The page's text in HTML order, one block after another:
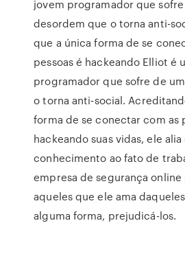
jovem programador que
desordem que o torna anti-
que a única forma de se
pessoas é hackeando Elliot é
programador que sofre de
o torna anti-social.
forma de se conectar com as
hackeando suas vidas, ele alia
conhecimento ao fato de
empresa de segurança
aqueles que ele ama
alguma forma, prejudicá-los.